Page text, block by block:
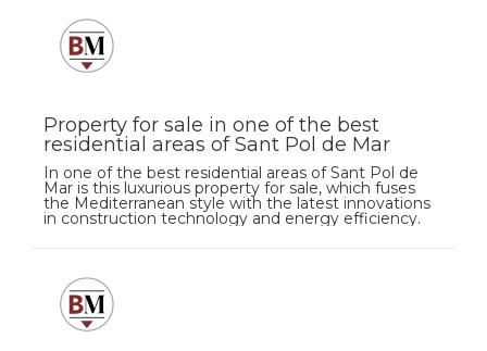
Property for sale in one of the best
residential areas of Sant Pol de Mar
In one of the best residential areas of Sant Pol de
Mar is this luxurious property for sale, which fuses
the Mediterranean style with the latest innovations
in construction technology and energy efficiency.